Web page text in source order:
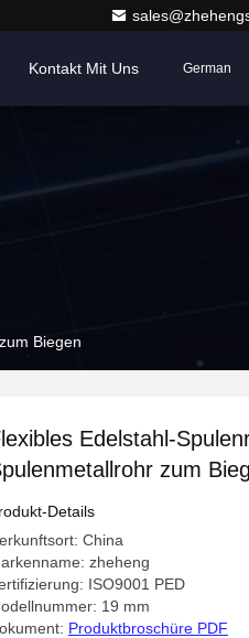
Kontakt Mit Uns German
Biegen
Edelstahl-
zum
Details
China
zheheng
ISO9001 PED
19 mm
Produktbroschüre PDF